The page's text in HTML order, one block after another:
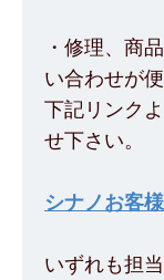
・修理、商
い合わせが便
下記リンク
せ下さい。
シナノお客
いずれも担